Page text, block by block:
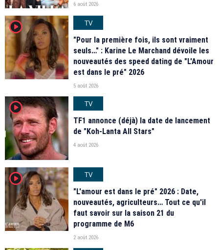
6 août 2026
player2
TV
"Pour la première fois, ils sont vraiment
seuls…" : Karine Le Marchand dévoile les
nouveautés des speed dating de "L'Amour
est dans le pré" 2026
5 août 2026
player2
TV
TF1 annonce (déjà) la date de lancement
de "Koh-Lanta All Stars"
4 août 2026
player2
TV
"L'amour est dans le pré" 2026 : Date,
nouveautés, agriculteurs… Tout ce qu'il
faut savoir sur la saison 21 du
programme de M6
2 août 2026